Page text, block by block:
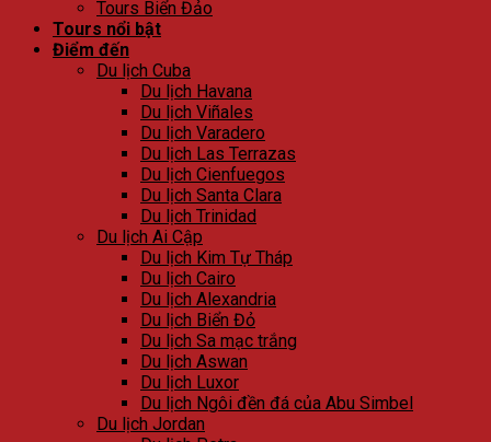
Tours Biển Đảo
Tours nổi bật
Điểm đến
Du lịch Cuba
Du lịch Havana
Du lịch Viñales
Du lịch Varadero
Du lịch Las Terrazas
Du lịch Cienfuegos
Du lịch Santa Clara
Du lịch Trinidad
Du lịch Ai Cập
Du lịch Kim Tự Tháp
Du lịch Cairo
Du lịch Alexandria
Du lịch Biển Đỏ
Du lịch Sa mạc trắng
Du lịch Aswan
Du lịch Luxor
Du lịch Ngôi đền đá của Abu Simbel
Du lịch Jordan